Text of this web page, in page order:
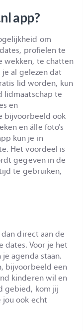
app?
om
profielen te
wekken, te chatten
al gelezen dat
lid worden, kun
lidmaatschap te
en
bijvoorbeeld ook
en álle foto’s
kun je in
Het voordeel is
gegeven in de
te gebruiken,
direct aan de
dates. Voor je het
agenda staan.
bijvoorbeeld een
kinderen wil en
gebied, kom jij
jou ook echt